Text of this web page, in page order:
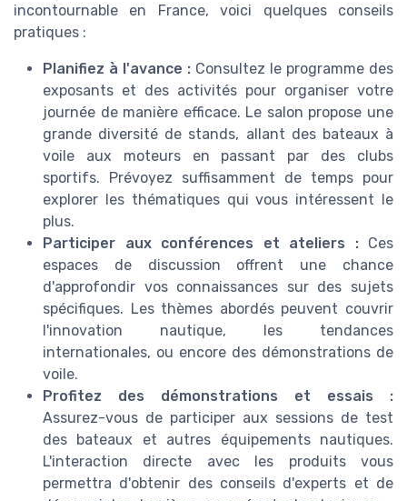
incontournable en France, voici quelques conseils
pratiques :
Planifiez à l'avance : Consultez le programme des
exposants et des activités pour organiser votre
journée de manière efficace. Le salon propose une
grande diversité de stands, allant des bateaux à
voile aux moteurs en passant par des clubs
sportifs. Prévoyez suffisamment de temps pour
explorer les thématiques qui vous intéressent le
plus.
Participer aux conférences et ateliers :Ces
espaces de discussion offrent une chance
d'approfondir vos connaissances sur des sujets
spécifiques. Les thèmes abordés peuvent couvrir
l'innovation nautique, les tendances
internationales, ou encore des démonstrations de
voile.
Profitez des démonstrations et essais :
Assurez-vous de participer aux sessions de test
des bateaux et autres équipements nautiques.
L'interaction directe avec les produits vous
permettra d'obtenir des conseils d'experts et de